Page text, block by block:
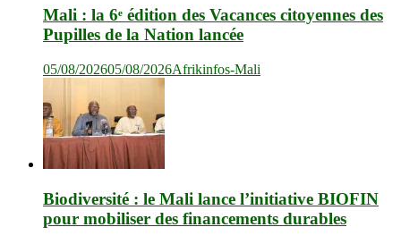
Mali : la 6ᵉ édition des Vacances citoyennes des
Pupilles de la Nation lancée
05/08/202605/08/2026Afrikinfos-Mali
Biodiversité : le Mali lance l’initiative BIOFIN
pour mobiliser des financements durables